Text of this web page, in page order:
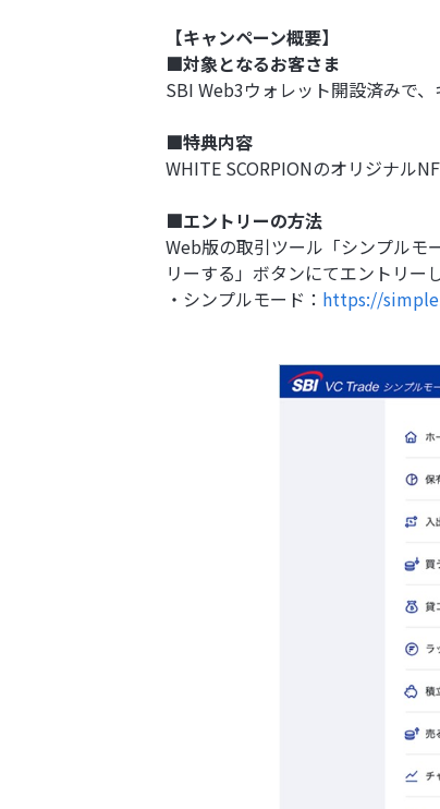
【キャンペーン概要】
■対象となるお客さま
SBI Web3ウォレット開設済みで
■特典内容
WHITE SCORPIONのオリジナル
■エントリーの方法
Web版の取引ツール「シンプルモ
リーする」ボタンにてエントリー
・シンプルモード： https://